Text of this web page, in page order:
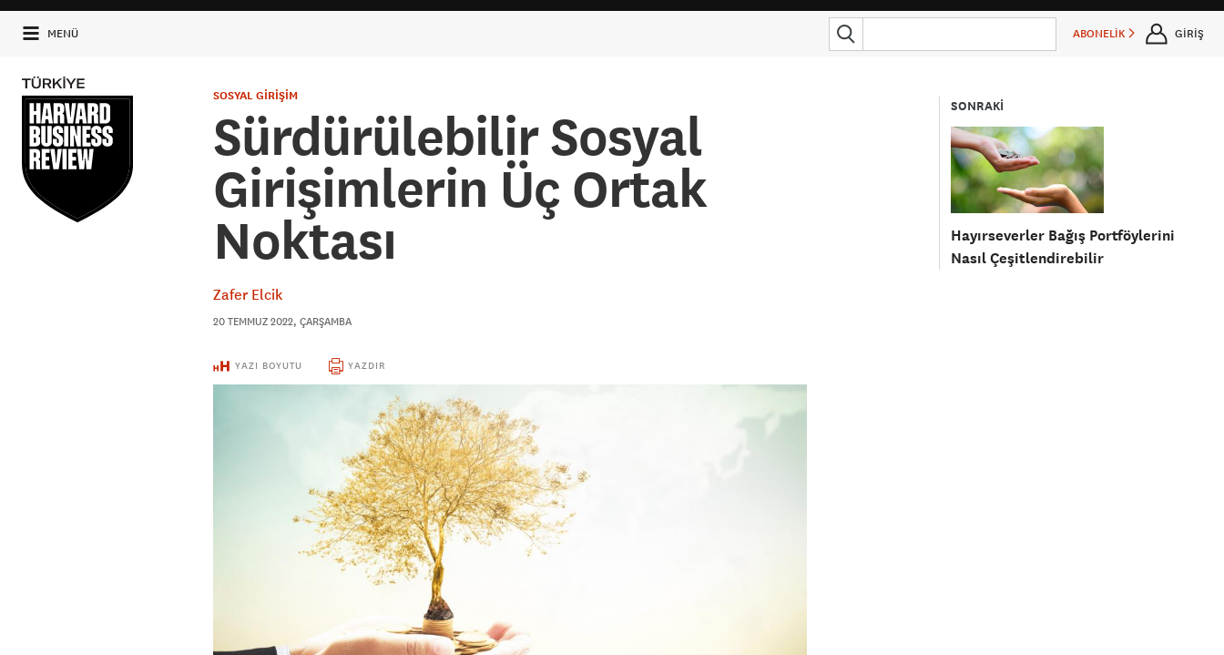
MENÜ ABONELİK GİRİŞ
SONRAKİ
Hayırseverler Bağış Portföylerini
Nasıl Çeşitlendirebilir
SOSYAL GİRİŞİM
Sürdürülebilir Sosyal
Girişimlerin Üç Ortak
Noktası
Zafer Elcik
20 TEMMUZ 2022, ÇARŞAMBA
YAZI BOYUTU YAZDIR